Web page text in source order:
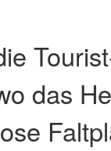
das